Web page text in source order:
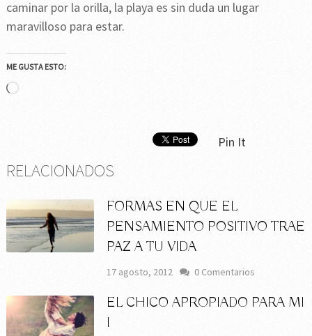
caminar por la orilla, la playa es sin duda un lugar
maravilloso para estar.
ME GUSTA ESTO:
Cargando...
Pin It
RELACIONADOS
FORMAS EN QUE EL
PENSAMIENTO POSITIVO TRAE
PAZ A TU VIDA
17 agosto, 2012 0 Comentarios
EL CHICO APROPIADO PARA MI
I